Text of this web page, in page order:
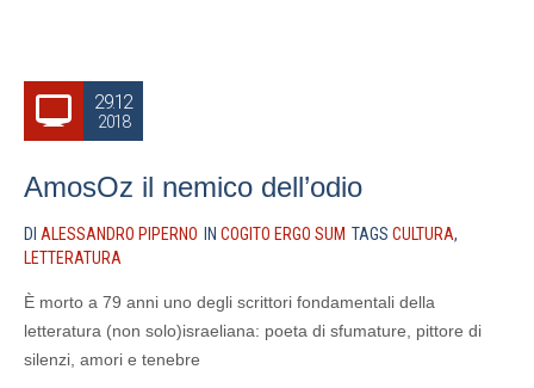
29.12
2018
AmosOz il nemico dell’odio
DI ALESSANDRO PIPERNO IN COGITO ERGO SUM TAGS CULTURA,
LETTERATURA
È morto a 79 anni uno degli scrittori fondamentali della
letteratura (non solo)israeliana: poeta di sfumature, pittore di
silenzi, amori e tenebre